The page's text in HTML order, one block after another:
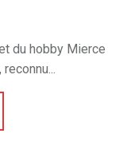
du hobby Mierce